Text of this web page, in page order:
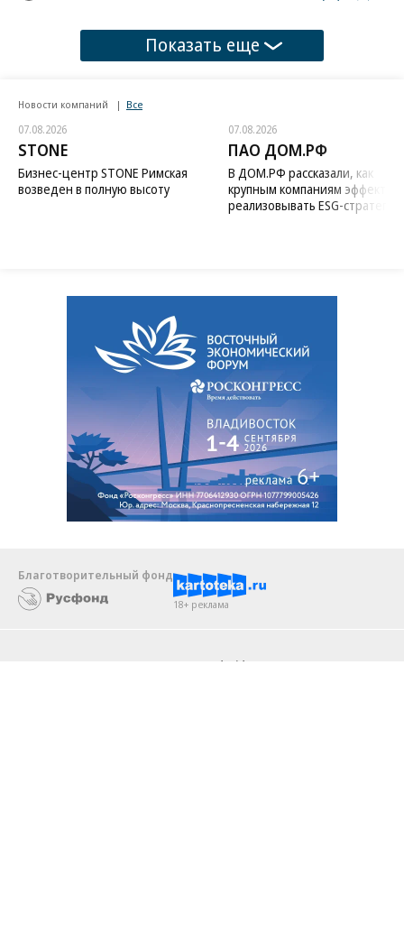
Показать еще
Новости компаний Все
07.08.2026
STONE
Бизнес-центр STONE Римская
возведен в полную высоту
07.08.2026
ПАО ДОМ.РФ
В ДОМ.РФ рассказали, как
крупным компаниям
реализовывать ESG-стратегию
Благотворительный фонд
18+ реклама
Android